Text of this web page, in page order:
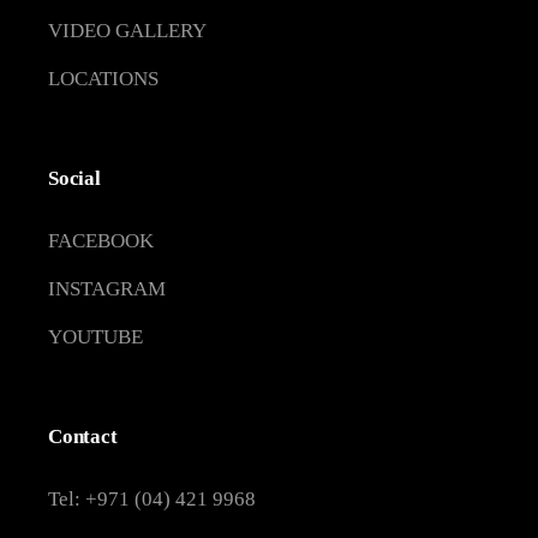
VIDEO GALLERY
LOCATIONS
Social
FACEBOOK
INSTAGRAM
YOUTUBE
Contact
Tel: +971 (04) 421 9968